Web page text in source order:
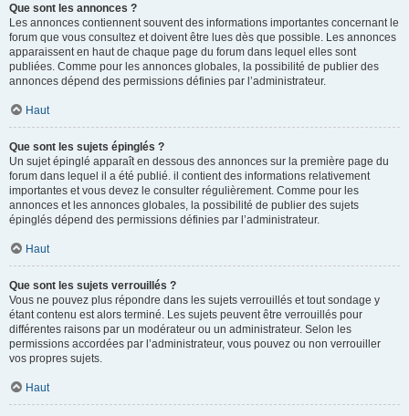
Que sont les annonces ?
Les annonces contiennent souvent des informations importantes concernant le
forum que vous consultez et doivent être lues dès que possible. Les annonces
apparaissent en haut de chaque page du forum dans lequel elles sont
publiées. Comme pour les annonces globales, la possibilité de publier des
annonces dépend des permissions définies par l’administrateur.
Haut
Que sont les sujets épinglés ?
Un sujet épinglé apparaît en dessous des annonces sur la première page du
forum dans lequel il a été publié. il contient des informations relativement
importantes et vous devez le consulter régulièrement. Comme pour les
annonces et les annonces globales, la possibilité de publier des sujets
épinglés dépend des permissions définies par l’administrateur.
Haut
Que sont les sujets verrouillés ?
Vous ne pouvez plus répondre dans les sujets verrouillés et tout sondage y
étant contenu est alors terminé. Les sujets peuvent être verrouillés pour
différentes raisons par un modérateur ou un administrateur. Selon les
permissions accordées par l’administrateur, vous pouvez ou non verrouiller
vos propres sujets.
Haut